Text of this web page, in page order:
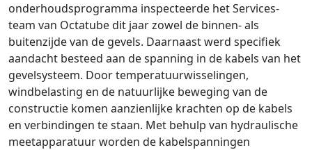
onderhoudsprogramma inspecteerde het Services-
team van Octatube dit jaar zowel de binnen- als
buitenzijde van de gevels. Daarnaast werd specifiek
aandacht besteed aan de spanning in de kabels van het
gevelsysteem. Door temperatuurwisselingen,
windbelasting en de natuurlijke beweging van de
constructie komen aanzienlijke krachten op de kabels
en verbindingen te staan. Met behulp van hydraulische
meetapparatuur worden de kabelspanningen